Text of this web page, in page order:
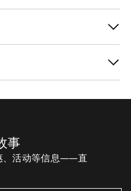
再次启用。再生涤
羊毛以天然的保暖
合这两种材料，打
。我们的多功能
事
、活动等信息——直